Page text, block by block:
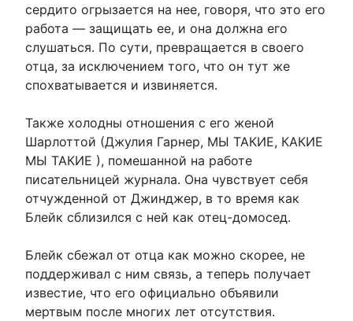
сердито огрызается на нее, говоря, что это его
работа — защищать ее, и она должна его
слушаться. По сути, превращается в своего
отца, за исключением того, что он тут же
спохватывается и извиняется.
Также холодны отношения с его женой
Шарлоттой (Джулия Гарнер, МЫ ТАКИЕ, КАКИЕ
МЫ ТАКИЕ ), помешанной на работе
писательницей журнала. Она чувствует себя
отчужденной от Джинджер, в то время как
Блейк сблизился с ней как отец-домосед.
Блейк сбежал от отца как можно скорее, не
поддерживал с ним связь, а теперь получает
известие, что его официально объявили
мертвым после многих лет отсутствия.